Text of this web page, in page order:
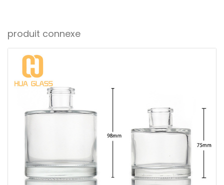
produit connexe